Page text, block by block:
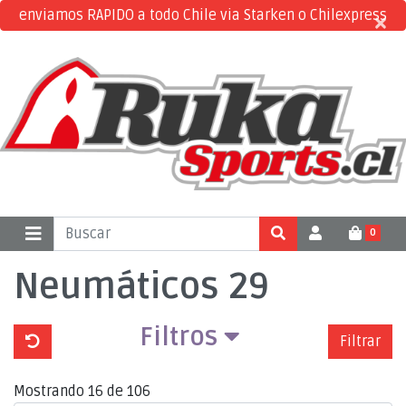
enviamos RAPIDO a todo Chile via Starken o Chilexpress
×
×
0
Neumáticos 29
Filtros Filtrar
Mostrando 16 de 106